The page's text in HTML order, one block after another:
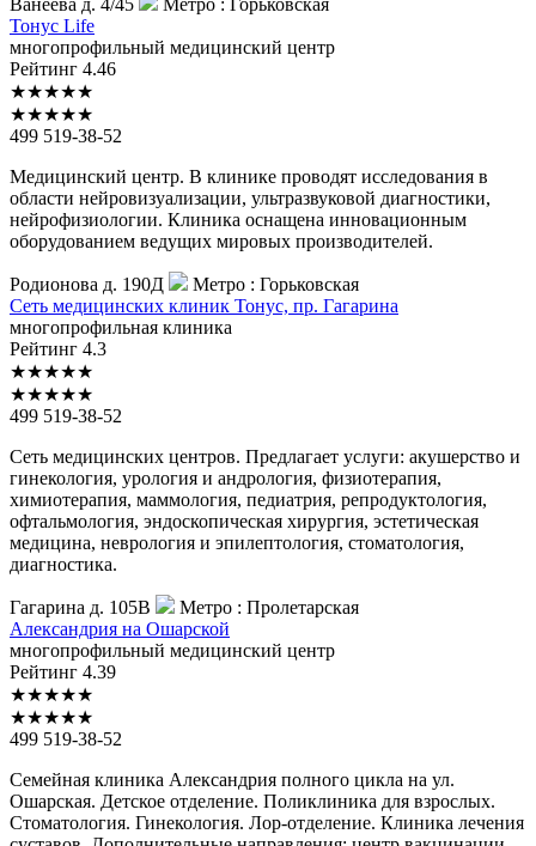
Тонус Life
многопрофильный медицинский центр
Рейтинг 4.46
★★★★★
★★★★★
499 519-38-52
Медицинский центр. В клинике проводят исследования в
области нейровизуализации, ультразвуковой диагностики,
нейрофизиологии. Клиника оснащена инновационным
оборудованием ведущих мировых производителей.
Родионова д. 190Д Метро : Горьковская
Сеть медицинских клиник Тонус, пр. Гагарина
многопрофильная клиника
Рейтинг 4.3
★★★★★
★★★★★
499 519-38-52
Сеть медицинских центров. Предлагает услуги: акушерство и
гинекология, урология и андрология, физиотерапия,
химиотерапия, маммология, педиатрия, репродуктология,
офтальмология, эндоскопическая хирургия, эстетическая
медицина, неврология и эпилептология, стоматология,
диагностика.
Гагарина д. 105В Метро : Пролетарская
Александрия на Ошарской
многопрофильный медицинский центр
Рейтинг 4.39
★★★★★
★★★★★
499 519-38-52
Семейная клиника Александрия полного цикла на ул.
Ошарская. Детское отделение. Поликлиника для взрослых.
Стоматология. Гинекология. Лор-отделение. Клиника лечения